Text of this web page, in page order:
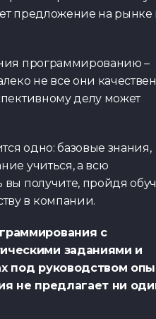
предложение на рынке
программированию –
не все они
делу может
одно: базовые знания,
учиться, а всю
вы получите, пройдя
в компании.
с
заданиями и
под руководством
не предлагает ни